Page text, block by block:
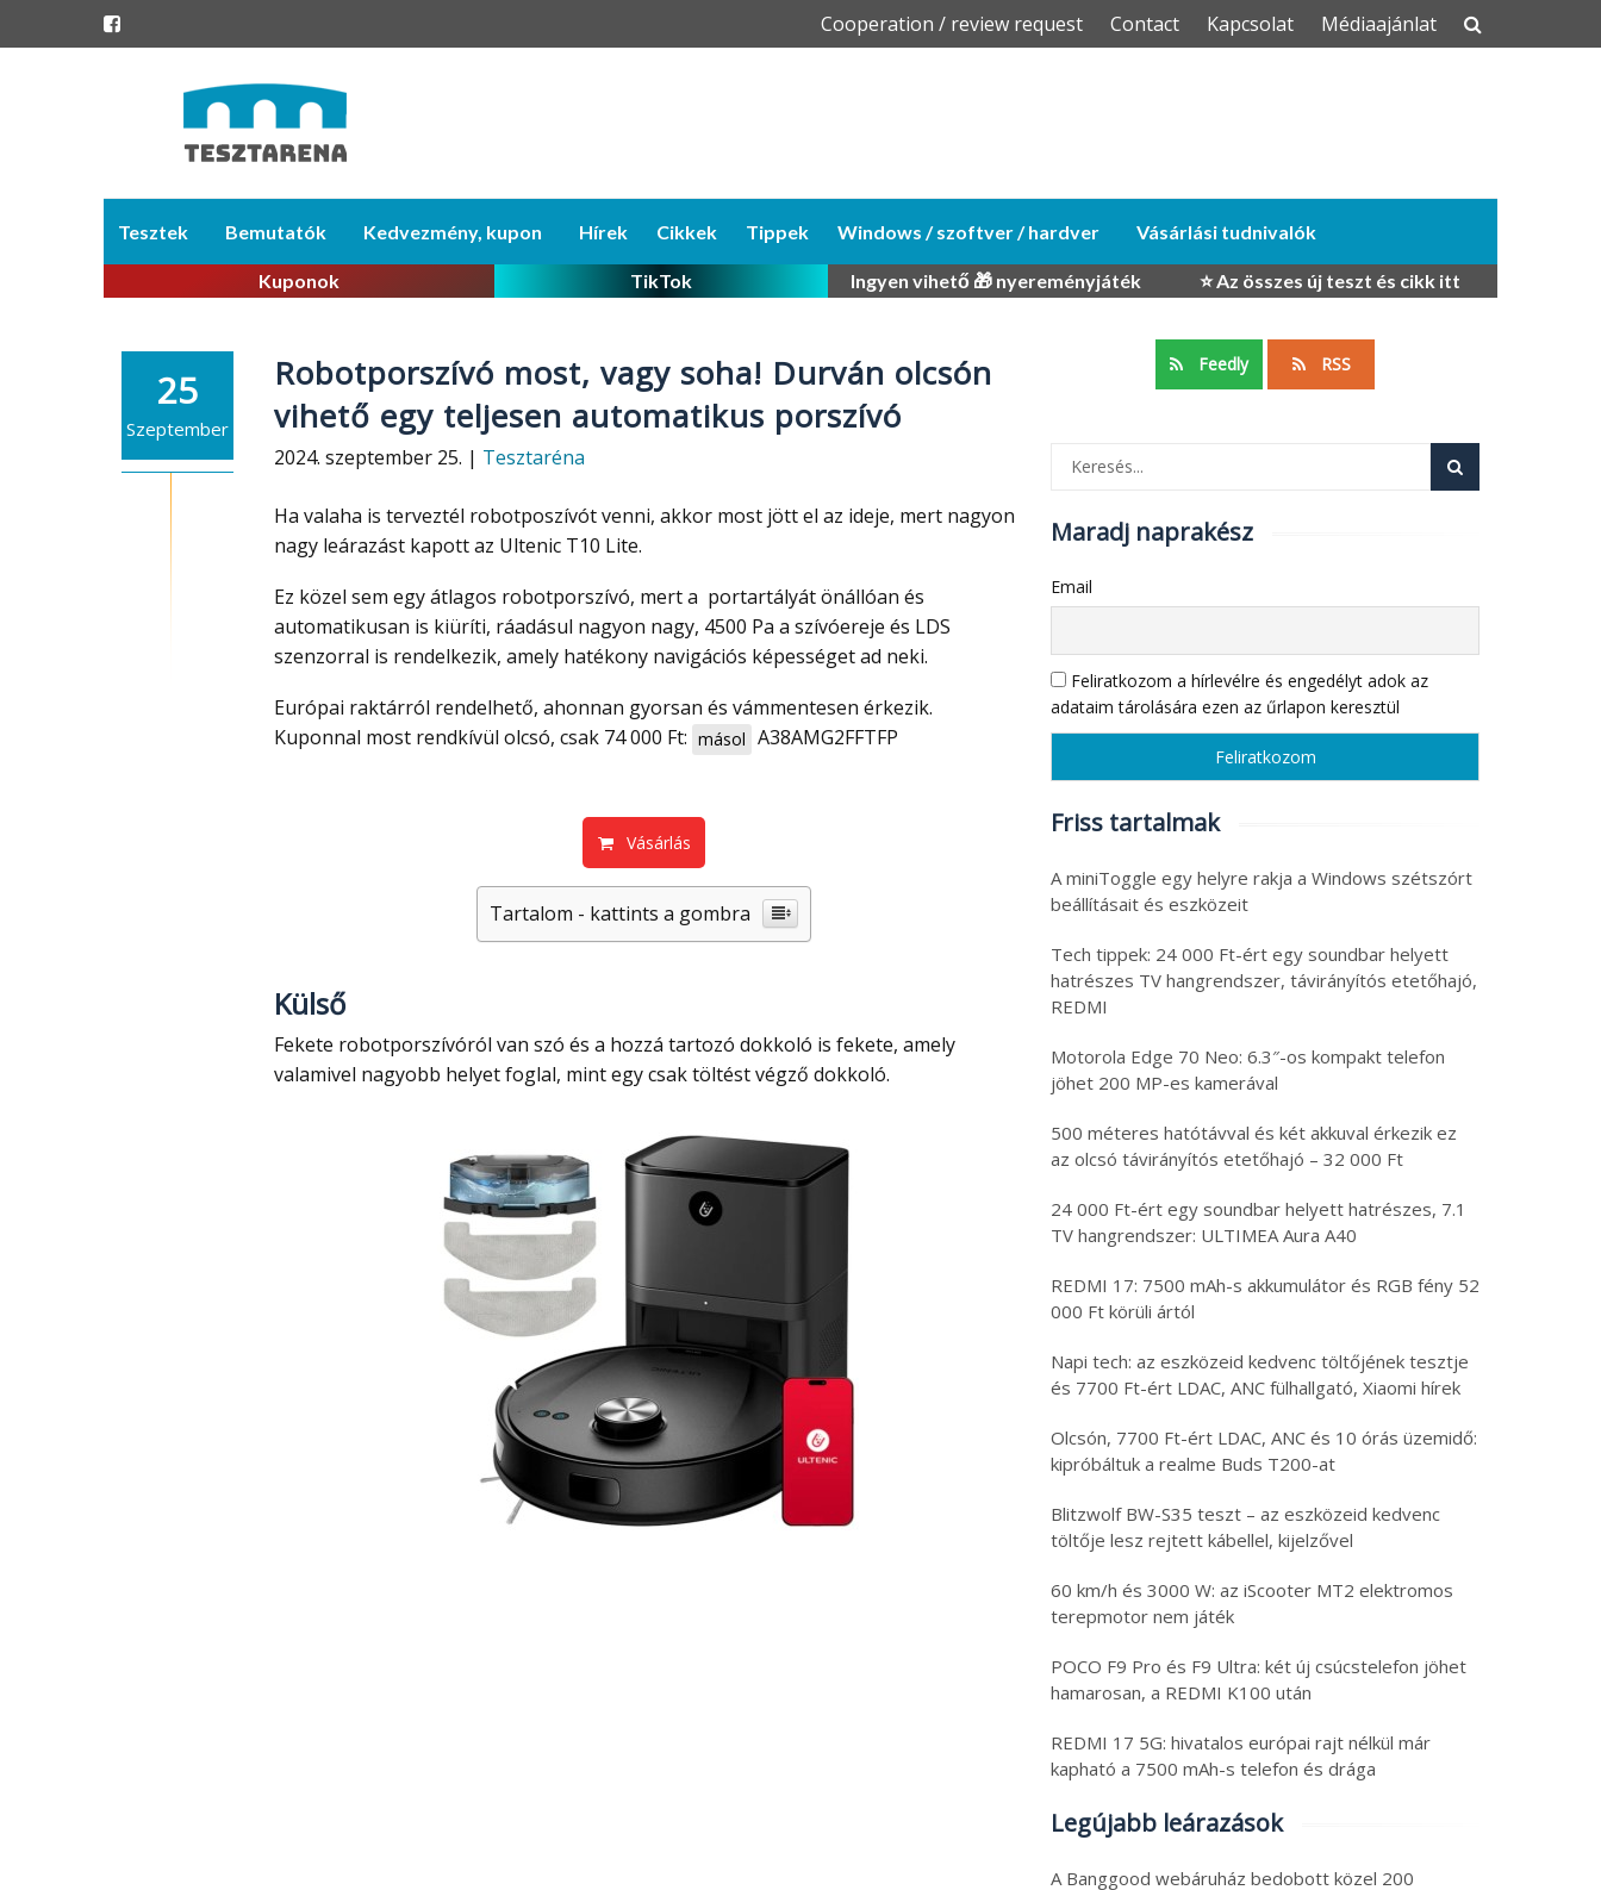
Skip
Cooperation / review request Contact Kapcsolat Médiaajánlat
content
Tesztek Bemutatók Kedvezmény, kupon Hírek Cikkek Tippek Windows / szoftver / hardver Vásárlási tudnivalók
Kuponok TikTok Ingyen vihető 🎁 nyereményjáték ⭐ Az összes új teszt és cikk itt
25
Szeptember
Robotporszívó most, vagy soha! Durván olcsón
vihető egy teljesen automatikus porszívó
2024. szeptember 25. | Tesztaréna
Ha valaha is terveztél robotposzívót venni, akkor most jött el az ideje, mert nagyon
nagy leárazást kapott az Ultenic T10 Lite.
Ez közel sem egy átlagos robotporszívó, mert a portartályát önállóan és
automatikusan is kiüríti, ráadásul nagyon nagy, 4500 Pa a szívóereje és LDS
szenzorral is rendelkezik, amely hatékony navigációs képességet ad neki.
Európai raktárról rendelhető, ahonnan gyorsan és vámmentesen érkezik.
Kuponnal most rendkívül olcsó, csak 74 000 Ft: másol A38AMG2FFTFP
Vásárlás
Tartalom - kattints a gombra
Külső
Fekete robotporszívóról van szó és a hozzá tartozó dokkoló is fekete, amely
valamivel nagyobb helyet foglal, mint egy csak töltést végző dokkoló.
Feedly RSS
Maradj naprakész
Email
Feliratkozom a hírlevélre és engedélyt adok az
adataim tárolására ezen az űrlapon keresztül
Friss tartalmak
A miniToggle egy helyre rakja a Windows szétszórt
beállításait és eszközeit
Tech tippek: 24 000 Ft-ért egy soundbar helyett
hatrészes TV hangrendszer, távirányítós etetőhajó,
REDMI
Motorola Edge 70 Neo: 6.3″-os kompakt telefon
jöhet 200 MP-es kamerával
500 méteres hatótávval és két akkuval érkezik ez
az olcsó távirányítós etetőhajó – 32 000 Ft
24 000 Ft-ért egy soundbar helyett hatrészes, 7.1
TV hangrendszer: ULTIMEA Aura A40
REDMI 17: 7500 mAh-s akkumulátor és RGB fény 52
000 Ft körüli ártól
Napi tech: az eszközeid kedvenc töltőjének tesztje
és 7700 Ft-ért LDAC, ANC fülhallgató, Xiaomi hírek
Olcsón, 7700 Ft-ért LDAC, ANC és 10 órás üzemidő:
kipróbáltuk a realme Buds T200-at
Blitzwolf BW-S35 teszt – az eszközeid kedvenc
töltője lesz rejtett kábellel, kijelzővel
60 km/h és 3000 W: az iScooter MT2 elektromos
terepmotor nem játék
POCO F9 Pro és F9 Ultra: két új csúcstelefon jöhet
hamarosan, a REDMI K100 után
REDMI 17 5G: hivatalos európai rajt nélkül már
kapható a 7500 mAh-s telefon és drága
Legújabb leárazások
A Banggood webáruház bedobott közel 200